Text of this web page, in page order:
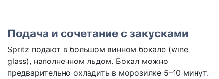
Подача и сочетание с закусками
Spritz подают в большом винном бокале (wine
glass), наполненном льдом. Бокал можно
предварительно охладить в морозилке 5–10 минут.